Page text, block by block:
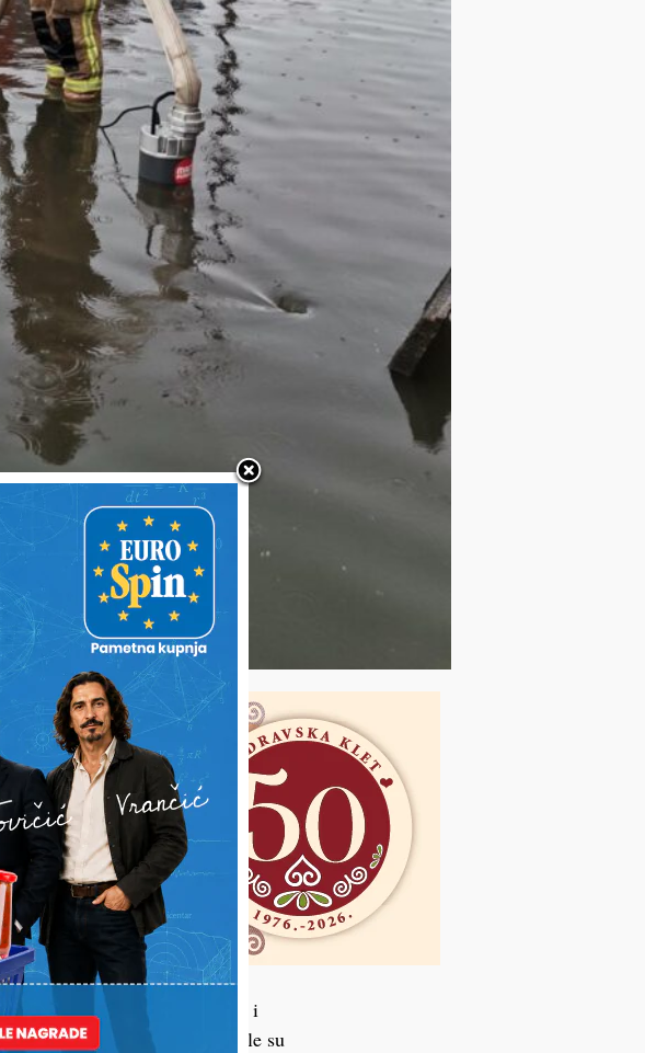
praćeno jakom kišom i
ulice diljem grada i okolice bile su